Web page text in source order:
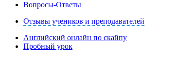
Вопросы-Ответы
Отзывы учеников и преподавателей
Английский онлайн по скайпу
Пробный урок